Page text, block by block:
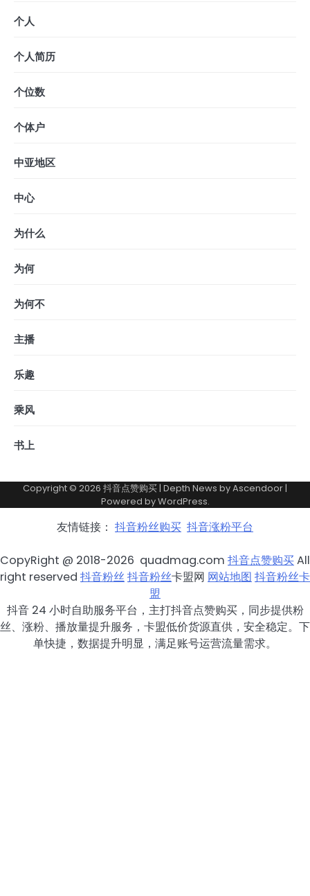
个人
个人简历
个位数
个体户
中亚地区
中心
为什么
为何
为何不
主播
乐趣
乘风
书上
Copyright © 2026 抖音点赞购买 | Depth News byAscendoor |
Powered byWordPress.
友情链接： 抖音粉丝购买 抖音涨粉平台
CopyRight @ 2018-2026 quadmag.com 抖音点赞购买All
right reserved 抖音粉丝抖音粉丝卡盟网 网站地图 抖音粉丝卡
盟
抖音 24 小时自助服务平台，主打抖音点赞购买，同步提供粉
丝、涨粉、播放量提升服务，卡盟低价货源直供，安全稳定。下
单快捷，数据提升明显，满足账号运营流量需求。